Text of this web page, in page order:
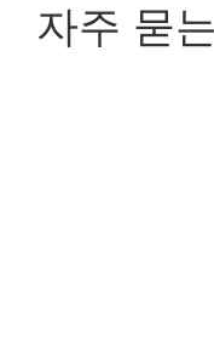
자주 묻